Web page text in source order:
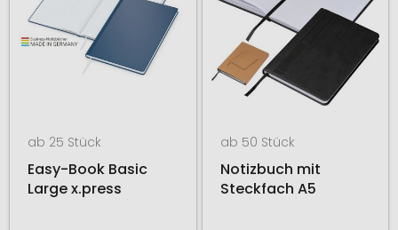
ab 25 Stück
Easy-Book Basic
Large x.press
ab 50 Stück
Notizbuch mit
Steckfach A5